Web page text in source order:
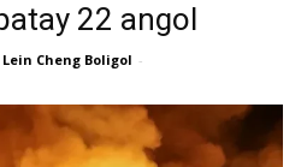
22 angol
Lein Cheng Boligol -